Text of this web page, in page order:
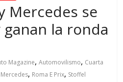
Mercedes se
la ronda
Magazine,Automovilismo, Cuarta
Mercedes, Roma E Prix, Stoffel